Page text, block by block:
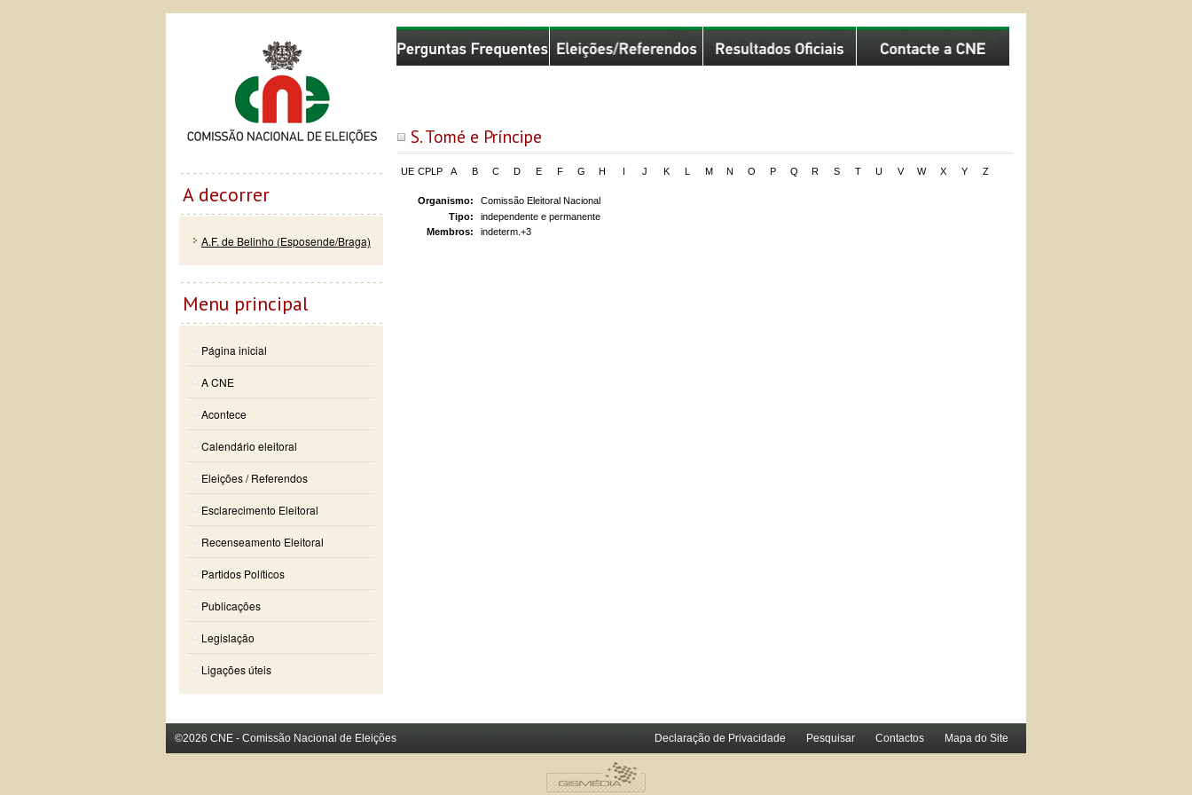
S. Tomé e Príncipe
UE CPLP A B C D E F G H J K M N O P Q R S T U V W X Y Z
Organismo:
Comissão Eleitoral Nacional
Tipo:
independente e permanente
Membros:
indeterm.+3
Comissão Nacional de Eleições
A decorrer
A.F. de Belinho (Esposende/Braga)
Menu principal
Página inicial
A CNE
Acontece
Calendário eleitoral
Eleições / Referendos
Esclarecimento Eleitoral
Recenseamento Eleitoral
Partidos Políticos
Publicações
Legislação
Ligações úteis
©2026 CNE - Comissão Nacional de Eleições Declaração de Privacidade Pesquisar Contactos Mapa do Site